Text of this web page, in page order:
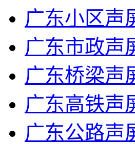
广东小区声
广东市政声
广东桥梁声
广东高铁声
广东公路声